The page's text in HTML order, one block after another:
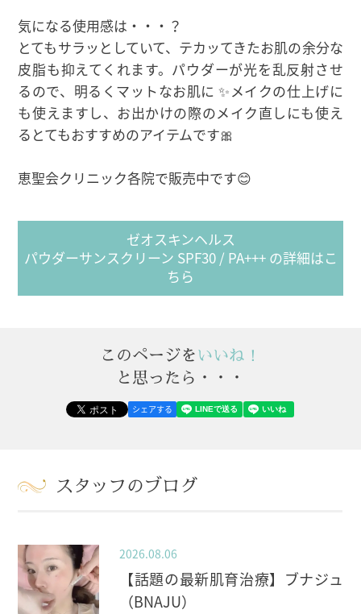
気になる使用感は・・・？
とてもサラッとしていて、テカッてきたお肌の余分な
皮脂も抑えてくれます。パウダーが光を乱反射させ
るので、明るくマットなお肌に ✨メイクの仕上げに
も使えますし、お出かけの際のメイク直しにも使え
るとてもおすすめのアイテムです🎀
恵聖会クリニック各院で販売中です😊
ゼオスキンヘルス
パウダーサンスクリーン SPF30 / PA+++ の詳細はこ
ちら
このページをいいね！
と思ったら・・・
シェアする
スタッフのブログ
2026.08.06
【話題の最新肌育治療】ブナジュ
（BNAJU）